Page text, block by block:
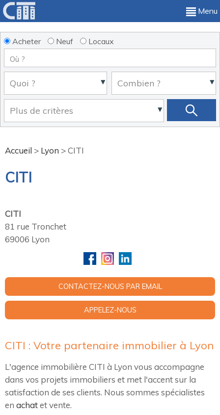
Menu
Acheter Neuf Locaux
Accueil > Lyon >CITI
CITI
CITI
81 rue Tronchet
69006 Lyon
CONTACTEZ-NOUS PAR EMAIL
APPELEZ-NOUS
CITI : Votre partenaire immobilier à Lyon
L'agence immobilière CITI à Lyon vous accompagne
dans vos projets immobiliers et met l'accent sur la
satisfaction de ses clients. Nous sommes spécialistes
en achatet vente.